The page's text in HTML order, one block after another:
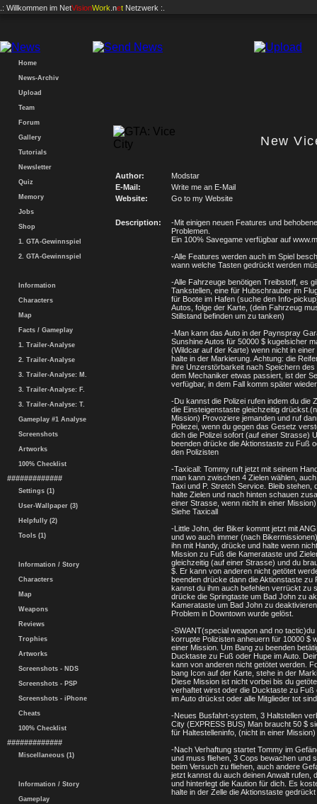
.: Willkommen im NetVisionWork .net Netzwerk :.
Home
News-Archiv
Upload
Team
Forum
Gallery
Tutorials
Newsletter
Quiz
Memory
Jobs
Shop
1. GTA-Gewinnspiel
2. GTA-Gewinnspiel
Information
Characters
Map
Facts / Gameplay
1. Trailer-Analyse
2. Trailer-Analyse
3. Trailer-Analyse: M.
3. Trailer-Analyse: F.
3. Trailer-Analyse: T.
Gameplay #1 Analyse
Screenshots
Artworks
100% Checklist
#############
Settings (1)
User-Wallpaper (3)
Helpfully (2)
Tools (1)
Information / Story
Characters
Map
Weapons
Reviews
Trophies
Artworks
Screenshots - NDS
Screenshots - PSP
Screenshots - iPhone
Cheats
100% Checklist
#############
Miscellaneous (1)
Information / Story
Gameplay
New
Author:
Modstar
E-Mail:
Write me an E-Mail
Website:
Go to my Website
Description:
-Mit einigen neuen Features und
Problemen.
Ein 100% Savegame verfügbar auf
-Alle Features werden auch im Spiel
wann welche Tasten gedrückt werden
-Alle Fahrzeuge benötigen Treibstoff, es
Tankstellen, eine für Hubschrauber im
für Boote im Hafen (suche den Info-
Autos, folge der Karte, (dein Fahrzeug
Stillstand befinden um zu tanken)
-Man kann das Auto in der Paynspray
Sunshine Autos für 50000 $ kugelsicher
(Wildcar auf der Karte) wenn nicht in einer
halte in der Markierung. Achtung: die
ihre Unzerstörbarkeit nach Speichern des
dem Mechaniker etwas passiert, ist der
verfügbar, in dem Fall komm später wieder
-Du kannst die Polizei rufen indem du die
die Einsteigenstaste gleichzeitig
Mission) Provoziere jemanden und ruf
Poliezei, wenn du gegen das Gesetz
dich die Polizei sofort (auf einer Strasse)
beenden drücke die Aktionstaste zu Fuß
den Polizisten
-Taxicall: Tommy ruft jetzt mit seinem
man kann zwischen 4 Zielen wählen,
Taxi und P. Stretch Service. Bleib stehen,
halte Zielen und nach hinten schauen
einer Strasse, wenn nicht in einer Mission)
Siehe Taxicall
-Little John, der Biker kommt jetzt mit
und wo auch immer (nach
ihn mit Handy, drücke und halte wenn
Mission zu Fuß die Kamerataste und
gleichzeitig (auf einer Strasse) und du
$. Er kann von anderen nicht getötet
beenden drücke dann die Aktionstaste zu
kannst du ihm auch befehlen verrückt zu
drücke die Springtaste um Bad John zu
Kamerataste um Bad John zu
Problem in Downtown wurde gelöst.
-SWANT(special weapon and no
korrupte Polizisten anheuern für 10000 $
einer Mission. Um Bang zu beenden
Ducktaste zu Fuß oder Hupe im Auto.
kann von anderen nicht getötet werden.
bang Icon auf der Karte, stehe in der
Diese Mission ist nicht vorbei bis du
verhaftet wirst oder die Ducktaste zu Fuß
im Auto drückst oder alle Mitglieder tot sind
-Neues Busfahrt-system, 3 Haltstellen
City (EXPRESS BUS) Man braucht 50 $
für Haltestelleninfo, (nicht in einer Mission)
-Nach Verhaftung startet Tommy im
und muss fliehen, 3 Cops bewachen und
beim Versuch zu fliehen, auch andere
jetzt kannst du auch deinen Anwalt rufen,
und hinterlegt die Kaution für dich. Es
halte in der Zelle die Aktionstaste gedrückt